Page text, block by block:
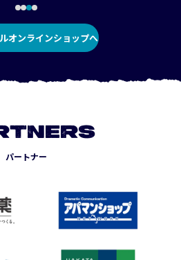
オンラインショップへ
パートナー